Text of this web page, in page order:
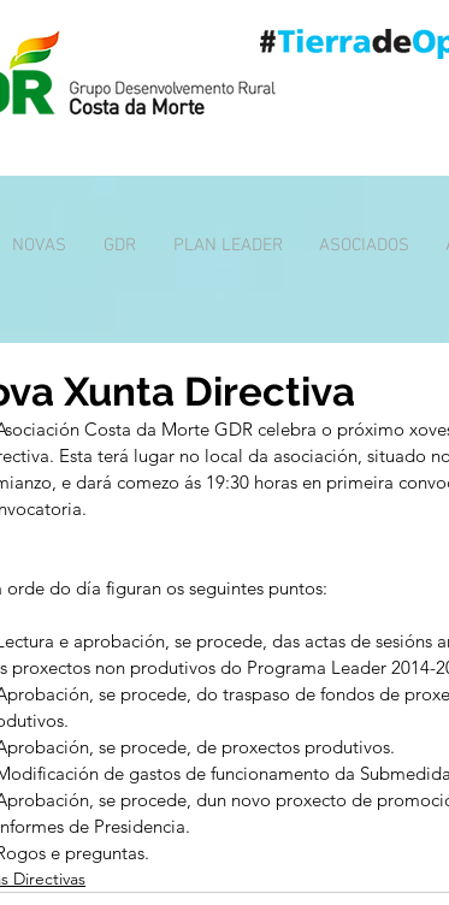
NOVAS GDR PLAN LEADER ASOCIADOS
Xunta Directiva
Costa da Morte GDR celebra o próximo
Esta terá lugar no local da asociación, situado
e dará comezo ás 19:30 horas en primeira
orde do día figuran os seguintes puntos:
e aprobación, se procede, das actas de sesións
proxectos non produtivos do Programa Leader 2014-
se procede, do traspaso de fondos de
se procede, de proxectos produtivos.
de gastos de funcionamento da
se procede, dun novo proxecto de
de Presidencia.
e preguntas.
Directivas